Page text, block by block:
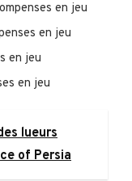
en jeu
en jeu
en jeu
en jeu
lueurs
of Persia